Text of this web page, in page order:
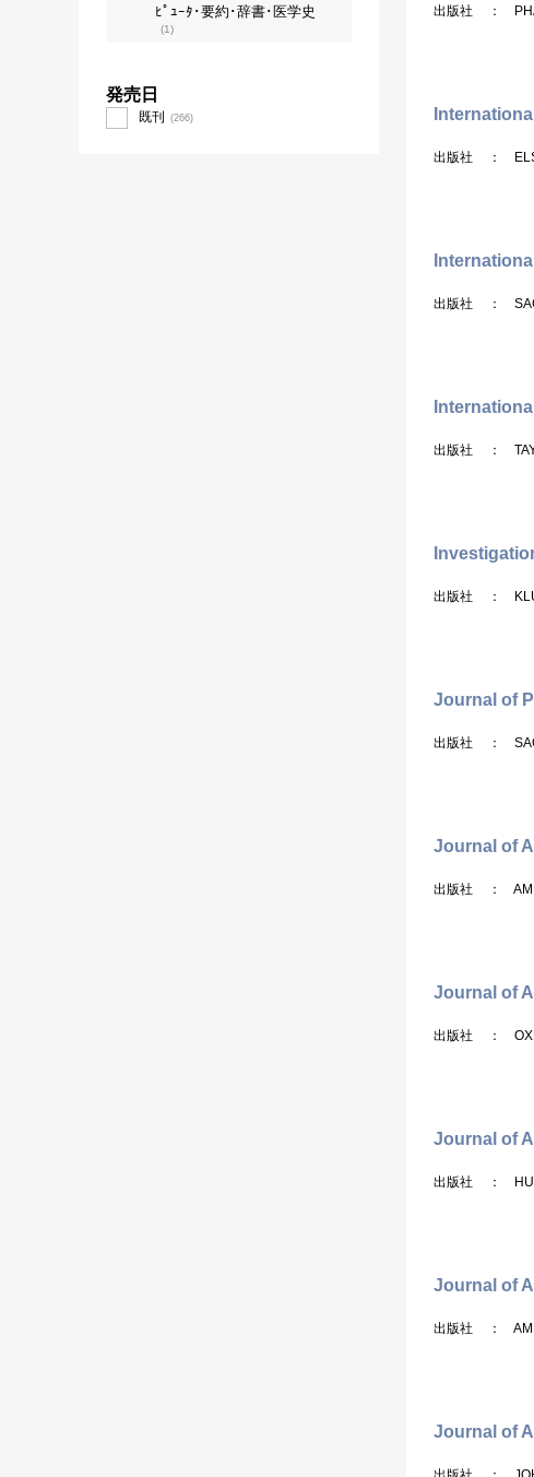
出版社 ：
出版社 ：
出版社 ：
出版社 ：
出版社 ：
Journal of
出版社 ：
Journal of
出版社 ：
Journal of
出版社 ：
Journal of
出版社 ：
Journal of
出版社 ：
Journal of
ﾋﾟｭｰﾀ･要約･辞書･医学史
(1)
発売日
既刊 (266)